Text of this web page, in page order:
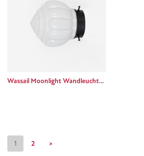
Wassail Moonlight Wandleuchte Basic black
1 2 >